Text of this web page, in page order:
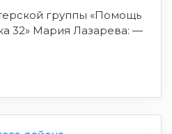
группы «Помощь
32» Мария Лазарева: —